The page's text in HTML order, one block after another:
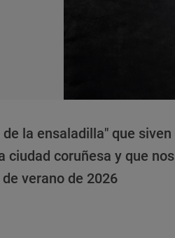
la ensaladilla" que siven
ciudad coruñesa y que nos
verano de 2026